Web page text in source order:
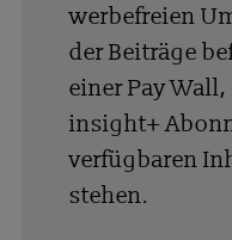
werbefreien
der Beiträge
einer Pay
insight+
verfügbaren
stehen.